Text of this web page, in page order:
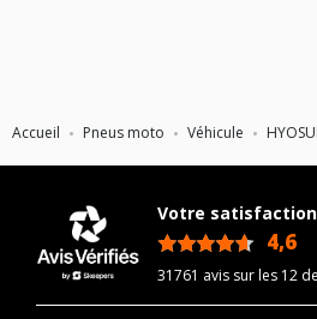
Accueil Pneus moto Véhicule
Votre
4,6
31761 avis sur les 12